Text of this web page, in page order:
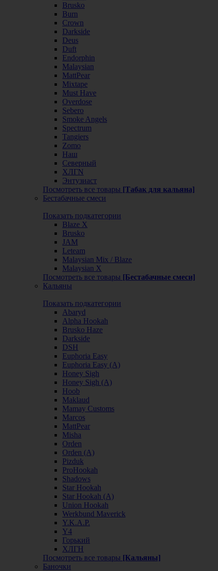
Brusko
Burn
Crown
Darkside
Deus
Duft
Endorphin
Malaysian
MattPear
Mixtape
Must Have
Overdose
Sebero
Smoke Angels
Spectrum
Tangiers
Zomo
Наш
Северный
ХЛГN
Энтузиаст
Посмотреть все товары [Табак для кальяна]
Бестабачные смеси
Показать подкатегории
Blaze X
Brusko
JAM
Leteam
Malaysian Mix / Blaze
Malaysian X
Посмотреть все товары [Бестабачные смеси]
Кальяны
Показать подкатегории
Abaryd
Alpha Hookah
Brusko Haze
Darkside
DSH
Euphoria Easy
Euphoria Easy (А)
Honey Sigh
Honey Sigh (А)
Hoob
Maklaud
Mamay Customs
Marcos
MattPear
Misha
Orden
Orden (А)
Pizduk
ProHookah
Shadows
Star Hookah
Star Hookah (А)
Union Hookah
Werkbund Maverick
Y.K.A.P.
Y4
Горький
ХЛГН
Посмотреть все товары [Кальяны]
Баночки